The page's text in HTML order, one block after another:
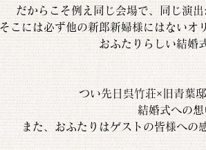
だからこそ例え同じ会場で、同じ演
そこには必ず他の新郎新婦様にはないオ
おふたりらしい結婚
つい先日呉竹荘×旧青葉
結婚式への想
また、おふたりはゲストの皆様への